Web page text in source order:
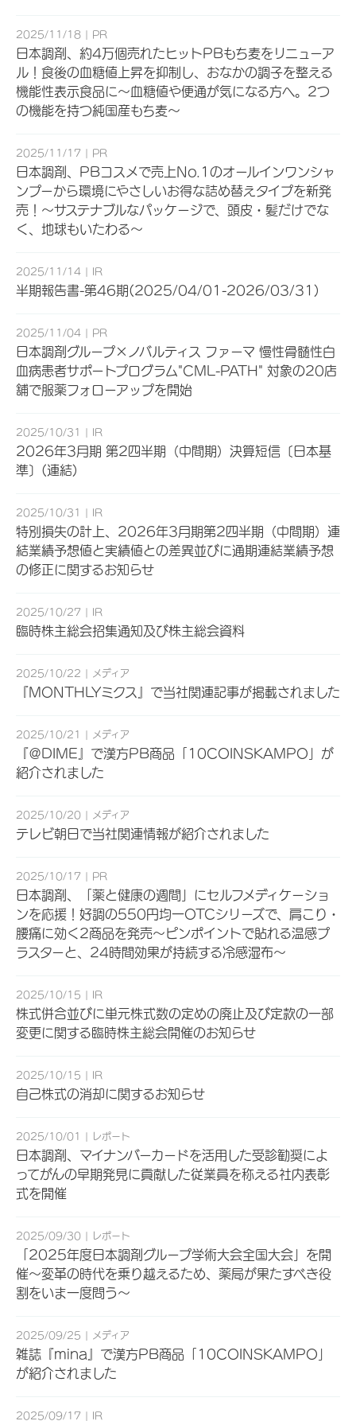
2025/11/18 PR
日本調剤、約4万個売れたヒットPBもち麦をリニューア
ル！食後の血糖値上昇を抑制し、おなかの調子を整える
機能性表示食品に～血糖値や便通が気になる方へ。2つ
の機能を持つ純国産もち麦～
2025/11/17 PR
日本調剤、PBコスメで売上No.1のオールインワンシャ
ンプーから環境にやさしいお得な詰め替えタイプを新発
売！～サステナブルなパッケージで、頭皮・髪だけでな
く、地球もいたわる～
2025/11/14 IR
半期報告書-第46期(2025/04/01-2026/03/31)
2025/11/04 PR
日本調剤グループ×ノバルティス ファーマ 慢性骨髄性白
血病患者サポートプログラム"CML-PATH" 対象の20店
舗で服薬フォローアップを開始
2025/10/31 IR
2026年3月期 第2四半期（中間期）決算短信〔日本基
準〕(連結)
2025/10/31 IR
特別損失の計上、2026年3月期第2四半期（中間期）連
結業績予想値と実績値との差異並びに通期連結業績予想
の修正に関するお知らせ
2025/10/27 IR
臨時株主総会招集通知及び株主総会資料
2025/10/22 メディア
『MONTHLYミクス』で当社関連記事が掲載されました
2025/10/21 メディア
『＠DIME』で漢方PB商品「10COINSKAMPO」が
紹介されました
2025/10/20 メディア
テレビ朝日で当社関連情報が紹介されました
2025/10/17 PR
日本調剤、「薬と健康の週間」にセルフメディケーショ
ンを応援！好調の550円均一OTCシリーズで、肩こり・
腰痛に効く2商品を発売～ピンポイントで貼れる温感プ
ラスターと、24時間効果が持続する冷感湿布～
2025/10/15 IR
株式併合並びに単元株式数の定めの廃止及び定款の一部
変更に関する臨時株主総会開催のお知らせ
2025/10/15 IR
自己株式の消却に関するお知らせ
2025/10/01 レポート
日本調剤、マイナンバーカードを活用した受診勧奨によ
ってがんの早期発見に貢献した従業員を称える社内表彰
式を開催
2025/09/30 レポート
「2025年度日本調剤グループ学術大会全国大会」を開
催～変革の時代を乗り越えるため、薬局が果たすべき役
割をいま一度問う～
2025/09/25 メディア
雑誌『mina』で漢方PB商品「10COINSKAMPO」
が紹介されました
2025/09/17 IR